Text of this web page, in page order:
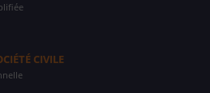
CIVILE